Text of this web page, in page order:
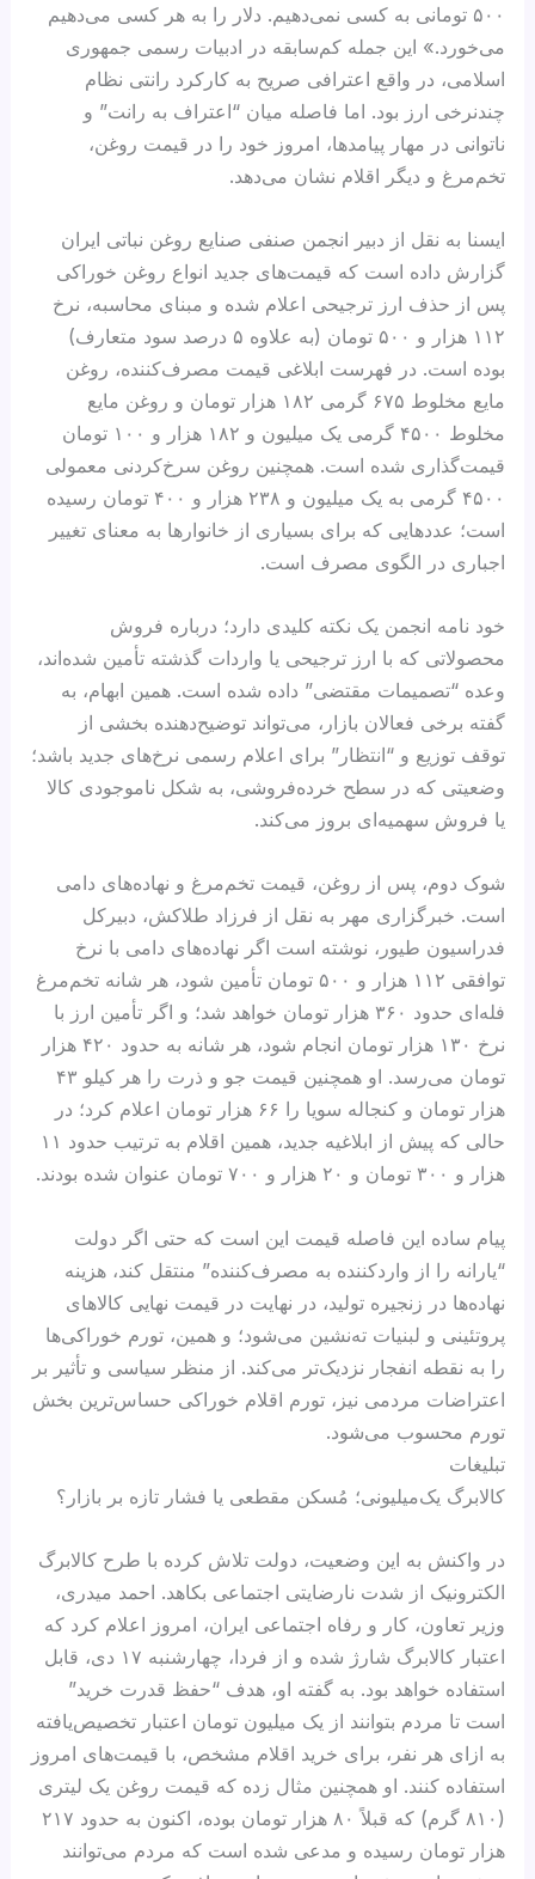
۵۰۰ تومانی به کسی نمی‌دهیم. دلار را به هر کسی می‌دهیم
می‌خورد.» این جمله کم‌سابقه در ادبیات رسمی جمهوری
اسلامی، در واقع اعترافی صریح به کارکرد رانتی نظام
چندنرخی ارز بود. اما فاصله میان “اعتراف به رانت” و
ناتوانی در مهار پیامدها، امروز خود را در قیمت روغن،
تخم‌مرغ و دیگر اقلام نشان می‌دهد.
ایسنا به نقل از دبیر انجمن صنفی صنایع روغن نباتی ایران
گزارش داده است که قیمت‌های جدید انواع روغن خوراکی
پس از حذف ارز ترجیحی اعلام شده و مبنای محاسبه، نرخ
۱۱۲ هزار و ۵۰۰ تومان (به علاوه ۵ درصد سود متعارف)
بوده است. در فهرست ابلاغی قیمت مصرف‌کننده، روغن
مایع مخلوط ۶۷۵ گرمی ۱۸۲ هزار تومان و روغن مایع
مخلوط ۴۵۰۰ گرمی یک میلیون و ۱۸۲ هزار و ۱۰۰ تومان
قیمت‌گذاری شده است. همچنین روغن سرخ‌کردنی معمولی
۴۵۰۰ گرمی به یک میلیون و ۲۳۸ هزار و ۴۰۰ تومان رسیده
است؛ عددهایی که برای بسیاری از خانوارها به معنای تغییر
اجباری در الگوی مصرف است.
خود نامه انجمن یک نکته کلیدی دارد؛ درباره فروش
محصولاتی که با ارز ترجیحی یا واردات گذشته تأمین شده‌اند،
وعده “تصمیمات مقتضی” داده شده است. همین ابهام، به
گفته برخی فعالان بازار، می‌تواند توضیح‌دهنده بخشی از
توقف توزیع و “انتظار” برای اعلام رسمی نرخ‌های جدید باشد؛
وضعیتی که در سطح خرده‌فروشی، به شکل ناموجودی کالا
یا فروش سهمیه‌ای بروز می‌کند.
شوک دوم، پس از روغن، قیمت تخم‌مرغ و نهاده‌های دامی
است. خبرگزاری مهر به نقل از فرزاد طلاکش، دبیرکل
فدراسیون طیور، نوشته است اگر نهاده‌های دامی با نرخ
توافقی ۱۱۲ هزار و ۵۰۰ تومان تأمین شود، هر شانه تخم‌مرغ
فله‌ای حدود ۳۶۰ هزار تومان خواهد شد؛ و اگر تأمین ارز با
نرخ ۱۳۰ هزار تومان انجام شود، هر شانه به حدود ۴۲۰ هزار
تومان می‌رسد. او همچنین قیمت جو و ذرت را هر کیلو ۴۳
هزار تومان و کنجاله سویا را ۶۶ هزار تومان اعلام کرد؛ در
حالی که پیش از ابلاغیه جدید، همین اقلام به ترتیب حدود ۱۱
هزار و ۳۰۰ تومان و ۲۰ هزار و ۷۰۰ تومان عنوان شده بودند.
پیام ساده‌ این فاصله قیمت این است که حتی اگر دولت
“یارانه را از واردکننده به مصرف‌کننده” منتقل کند، هزینه
نهاده‌ها در زنجیره تولید، در نهایت در قیمت نهایی کالاهای
پروتئینی و لبنیات ته‌نشین می‌شود؛ و همین، تورم خوراکی‌ها
را به نقطه انفجار نزدیک‌تر می‌کند. از منظر سیاسی و تأثیر بر
اعتراضات مردمی نیز، تورم اقلام خوراکی حساس‌ترین بخش
تورم محسوب می‌شود.
تبلیغات
کالابرگ یک‌میلیونی؛ مُسکن مقطعی یا فشار تازه بر بازار؟
در واکنش به این وضعیت، دولت تلاش کرده با طرح کالابرگ
الکترونیک از شدت نارضایتی اجتماعی بکاهد. احمد میدری،
وزیر تعاون، کار و رفاه اجتماعی ایران، امروز اعلام کرد که
اعتبار کالابرگ شارژ شده و از فردا، چهارشنبه ۱۷ دی، قابل
استفاده خواهد بود. به گفته او، هدف “حفظ قدرت خرید”
است تا مردم بتوانند از یک میلیون تومان اعتبار تخصیص‌یافته
به ازای هر نفر، برای خرید اقلام مشخص، با قیمت‌های امروز
استفاده کنند. او همچنین مثال زده که قیمت روغن یک لیتری
(۸۱۰ گرم) که قبلاً ۸۰ هزار تومان بوده، اکنون به حدود ۲۱۷
هزار تومان رسیده و مدعی شده است که مردم می‌توانند